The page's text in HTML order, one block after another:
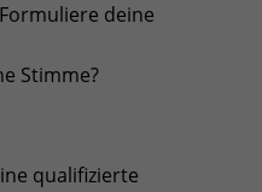
deine
Stimme?
qualifizierte